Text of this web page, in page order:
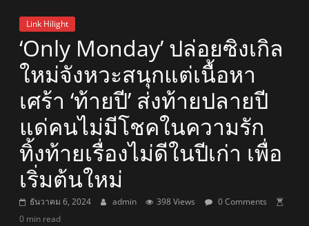
FM
ลพบุรี
Link Hilight
‘Only Monday’ ปล่อยซิงเกิล
ใหม่จังหวะสนุกแต่เนื้อหา
เศร้า ‘ท้ายปี’ ส่งท้ายปลายปี
แด่คนไม่มีโชคในความรัก
ทิ้งท้ายเรื่องไม่ดีในปีเก่า เพื่อ
เริ่มต้นใหม่
ธันวาคม 6, 2024 admin 398 Views
0 Comments
0 min read